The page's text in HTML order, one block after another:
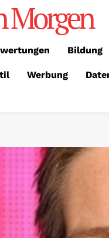
Morgen
Bildung
Werbung